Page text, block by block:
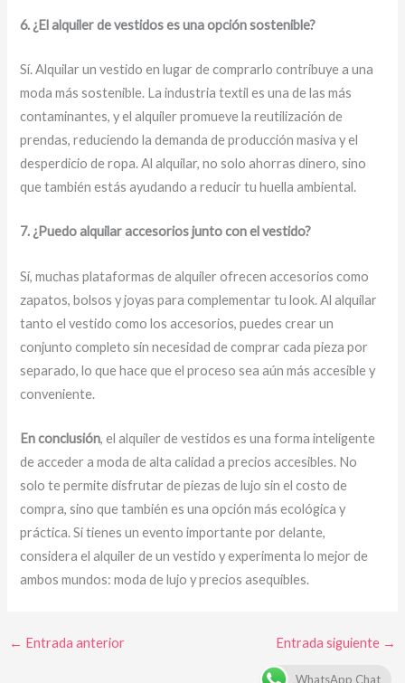
6. ¿El alquiler de vestidos es una opción sostenible?
Sí. Alquilar un vestido en lugar de comprarlo contribuye a una
moda más sostenible. La industria textil es una de las más
contaminantes, y el alquiler promueve la reutilización de
prendas, reduciendo la demanda de producción masiva y el
desperdicio de ropa. Al alquilar, no solo ahorras dinero, sino
que también estás ayudando a reducir tu huella ambiental.
7. ¿Puedo alquilar accesorios junto con el vestido?
Sí, muchas plataformas de alquiler ofrecen accesorios como
zapatos, bolsos y joyas para complementar tu look. Al alquilar
tanto el vestido como los accesorios, puedes crear un
conjunto completo sin necesidad de comprar cada pieza por
separado, lo que hace que el proceso sea aún más accesible y
conveniente.
En conclusión, el alquiler de vestidos es una forma inteligente
de acceder a moda de alta calidad a precios accesibles. No
solo te permite disfrutar de piezas de lujo sin el costo de
compra, sino que también es una opción más ecológica y
práctica. Si tienes un evento importante por delante,
considera el alquiler de un vestido y experimenta lo mejor de
ambos mundos: moda de lujo y precios asequibles.
← Entrada anterior Entrada siguiente →
WhatsApp Chat